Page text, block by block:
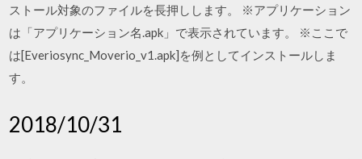
ストール対象のファイルを長押しします。 ※アプリケーション
は「アプリケーション名.apk」で表示されています。 ※ここで
は[Everiosync_Moverio_v1.apk]を例としてインストールしま
す。
2018/10/31